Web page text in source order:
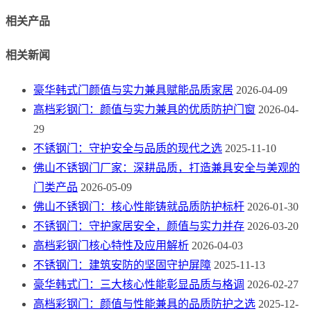
相关产品
相关新闻
豪华韩式门颜值与实力兼具赋能品质家居 2026-04-09
高档彩钢门：颜值与实力兼具的优质防护门窗 2026-04-
29
不锈钢门：守护安全与品质的现代之选 2025-11-10
佛山不锈钢门厂家：深耕品质，打造兼具安全与美观的
门类产品 2026-05-09
佛山不锈钢门：核心性能铸就品质防护标杆 2026-01-30
不锈钢门：守护家居安全，颜值与实力并存 2026-03-20
高档彩钢门核心特性及应用解析 2026-04-03
不锈钢门：建筑安防的坚固守护屏障 2025-11-13
豪华韩式门：三大核心性能彰显品质与格调 2026-02-27
高档彩钢门：颜值与性能兼具的品质防护之选 2025-12-